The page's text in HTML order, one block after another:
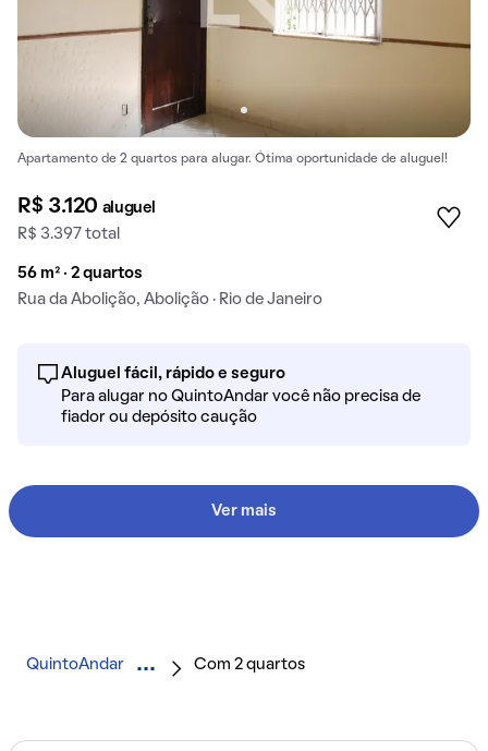
Apartamento de 2 quartos para alugar. Ótima oportunidade de aluguel!
R$ 3.120 aluguel
R$ 3.397 total
56 m² · 2 quartos
Rua da Abolição, Abolição · Rio de Janeiro
Aluguel fácil, rápido e seguro
Para alugar no QuintoAndar você não precisa de
fiador ou depósito caução
Ver mais
QuintoAndar Com 2 quartos